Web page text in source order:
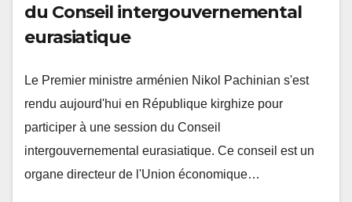
du Conseil intergouvernemental
eurasiatique
Le Premier ministre arménien Nikol Pachinian s'est
rendu aujourd'hui en République kirghize pour
participer à une session du Conseil
intergouvernemental eurasiatique. Ce conseil est un
organe directeur de l'Union économique…